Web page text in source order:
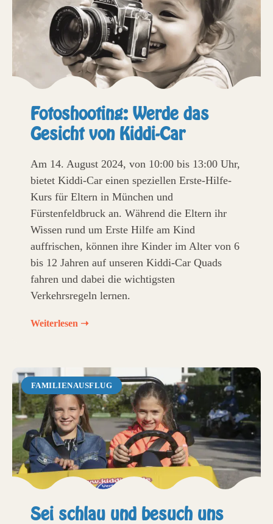
Fotoshooting: Werde das
Gesicht von Kiddi-Car
Am 14. August 2024, von 10:00 bis 13:00 Uhr,
bietet Kiddi-Car einen speziellen Erste-Hilfe-
Kurs für Eltern in München und
Fürstenfeldbruck an. Während die Eltern ihr
Wissen rund um Erste Hilfe am Kind
auffrischen, können ihre Kinder im Alter von 6
bis 12 Jahren auf unseren Kiddi-Car Quads
fahren und dabei die wichtigsten
Verkehrsregeln lernen.
Weiterlesen ➝
FAMILIENAUSFLUG
Sei schlau und besuch uns